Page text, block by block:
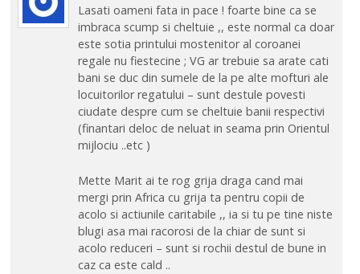
Lasati oameni fata in pace ! foarte bine ca se
imbraca scump si cheltuie ,, este normal ca doar
este sotia printului mostenitor al coroanei
regale nu fiestecine ; VG ar trebuie sa arate cati
bani se duc din sumele de la pe alte mofturi ale
locuitorilor regatului – sunt destule povesti
ciudate despre cum se cheltuie banii respectivi
(finantari deloc de neluat in seama prin Orientul
mijlociu ..etc )
Mette Marit ai te rog grija draga cand mai
mergi prin Africa cu grija ta pentru copii de
acolo si actiunile caritabile ,, ia si tu pe tine niste
blugi asa mai racorosi de la chiar de sunt si
acolo reduceri – sunt si rochii destul de bune in
caz ca este cald ..